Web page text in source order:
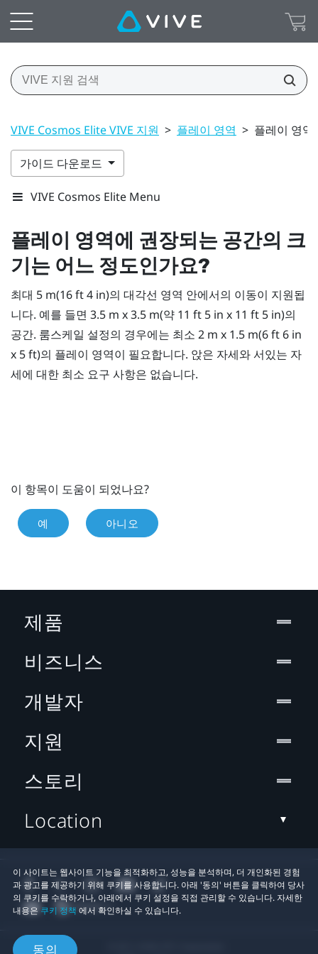
VIVE Cosmos Elite VIVE 지원 > 플레이 영역 > 플레이 영역
가이드 다운로드
VIVE Cosmos Elite Menu
플레이 영역에 권장되는 공간의 크
기는 어느 정도인가요?
최대 5 m(16 ft 4 in)의 대각선 영역 안에서의 이동이 지원됩
니다. 예를 들면 3.5 m x 3.5 m(약 11 ft 5 in x 11 ft 5 in)의
공간. 룸스케일 설정의 경우에는 최소 2 m x 1.5 m(6 ft 6 in
x 5 ft)의 플레이 영역이 필요합니다. 앉은 자세와 서있는 자
세에 대한 최소 요구 사항은 없습니다.
이 항목이 도움이 되었나요?
예 아니오
이 사이트는 웹사이트 기능을 최적화하고, 성능을 분석하며, 더 개인화된 경험
과 광고를 제공하기 위해 쿠키를 사용합니다. 아래 '동의' 버튼을 클릭하여 당사
의 쿠키를 수락하거나, 아래에서 쿠키 설정을 직접 관리할 수 있습니다. 자세한
내용은 쿠키 정책 에서 확인하실 수 있습니다.
동의
제품
비즈니스
개발자
지원
스토리
Location